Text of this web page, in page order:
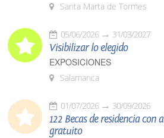
Santa Marta de Tormes
05/06/2026 31/03/2027
Visibilizar lo elegido
EXPOSICIONES
Salamanca
01/07/2026 30/09/2026
122 Becas de residencia
gratuito